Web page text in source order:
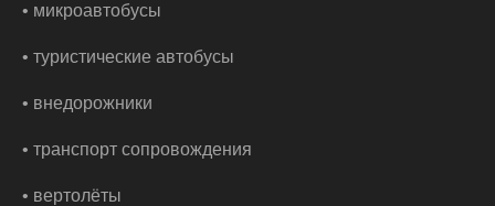
• микроавтобусы
• туристические автобусы
• внедорожники
• транспорт сопровождения
• вертолёты